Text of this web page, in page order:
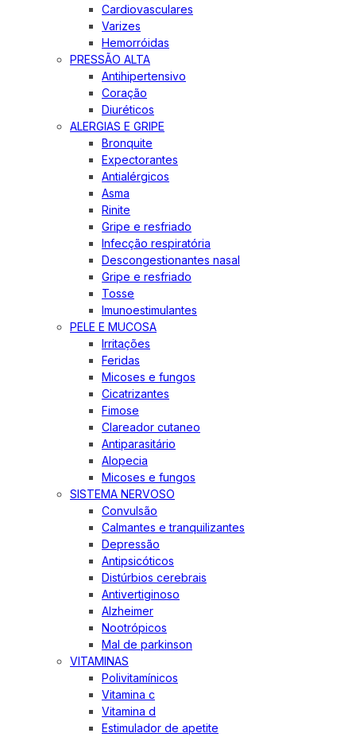
Cardiovasculares
Varizes
Hemorróidas
PRESSÃO ALTA
Antihipertensivo
Coração
Diuréticos
ALERGIAS E GRIPE
Bronquite
Expectorantes
Antialérgicos
Asma
Rinite
Gripe e resfriado
Infecção respiratória
Descongestionantes nasal
Gripe e resfriado
Tosse
Imunoestimulantes
PELE E MUCOSA
Irritações
Feridas
Micoses e fungos
Cicatrizantes
Fimose
Clareador cutaneo
Antiparasitário
Alopecia
Micoses e fungos
SISTEMA NERVOSO
Convulsão
Calmantes e tranquilizantes
Depressão
Antipsicóticos
Distúrbios cerebrais
Antivertiginoso
Alzheimer
Nootrópicos
Mal de parkinson
VITAMINAS
Polivitamínicos
Vitamina c
Vitamina d
Estimulador de apetite